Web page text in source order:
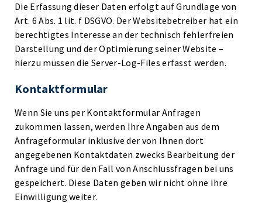
Die Erfassung dieser Daten erfolgt auf Grundlage von
Art. 6 Abs. 1 lit. f DSGVO. Der Websitebetreiber hat ein
berechtigtes Interesse an der technisch fehlerfreien
Darstellung und der Optimierung seiner Website –
hierzu müssen die Server-Log-Files erfasst werden.
Kontaktformular
Wenn Sie uns per Kontaktformular Anfragen
zukommen lassen, werden Ihre Angaben aus dem
Anfrageformular inklusive der von Ihnen dort
angegebenen Kontaktdaten zwecks Bearbeitung der
Anfrage und für den Fall von Anschlussfragen bei uns
gespeichert. Diese Daten geben wir nicht ohne Ihre
Einwilligung weiter.